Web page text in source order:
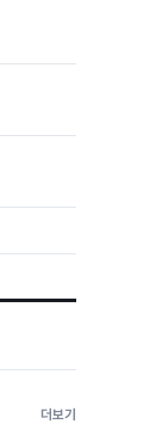
더보기